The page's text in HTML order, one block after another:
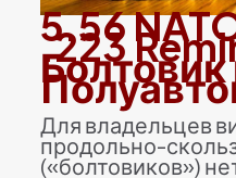
5.56
.223
Для владельцев
продольно-
(«болтовиков»)